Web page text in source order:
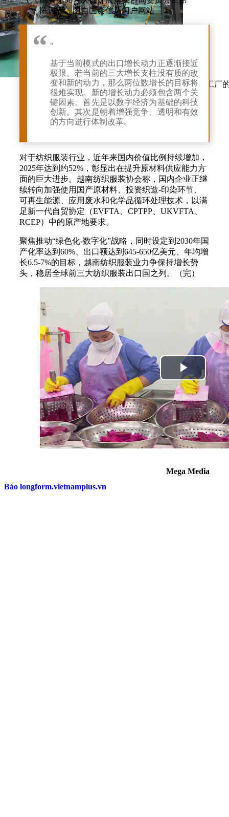
在顺化市真云-陵姑经济区的金龙汽车股份公司工厂
陈游历。图自国会信息门户网站
“
基于当前模式的出口增长动力正逐渐接近
极限。若当前的三大增长支柱没有质的改
变和新的动力，那么两位数增长的目标将
很难实现。新的增长动力必须包含两个关
键因素。首先是以数字经济为基础的科技
创新。其次是朝着增强竞争、透明和有效
的方向进行体制改革。
对于纺织服装行业，近年来国内价值比例持续增加，
2025年达到约52%，彰显出在提升原材料供应能力方
面的巨大进步。越南纺织服装协会称，国内企业正继
续转向加强使用国产原材料、投资织造-印染环节、
可再生能源、应用废水和化学品循环处理技术，以满
足新一代自贸协定（EVFTA、CPTPP、UKVFTA、
RCEP）中的原产地要求。
聚焦推动“绿色化-数字化”战略，同时设定到2030年国
产化率达到60%、出口额达到645-650亿美元、年均增
长6.5-7%的目标，越南纺织服装业力争保持增长势
头，稳居全球前三大纺织服装出口国之列。（完）
Mega Media
Báo longform.vietnamplus.vn